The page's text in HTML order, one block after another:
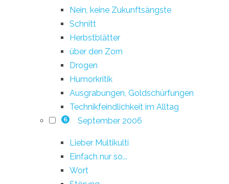
Nein, keine Zukunftsängste
Schnitt
Herbstblätter
über den Zorn
Drogen
Humorkritik
Ausgrabungen, Goldschürfungen
Technikfeindlichkeit im Alltag
6 September 2006
Lieber Multikulti
Einfach nur so...
Wort